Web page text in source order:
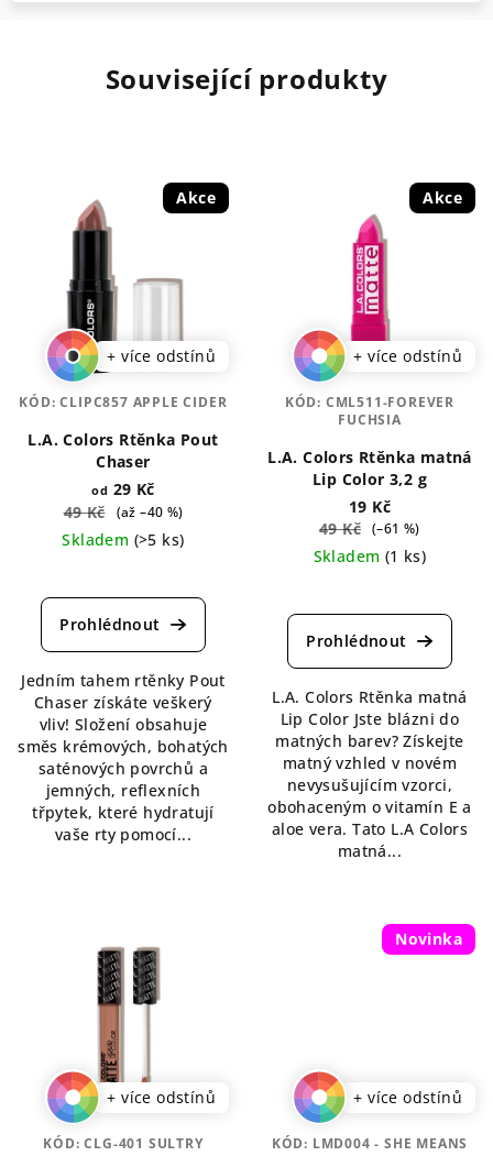
Související produkty
Akce
+ více odstínů
L.A. Colors Rtěnka Pout
Chaser
od 29 Kč
49 Kč
(až –40 %)
Skladem (>5 ks)
hodnocení
produktu
z
5
hvězdiček.
Jedním tahem rtěnky Pout
Chaser získáte veškerý
vliv! Složení obsahuje
směs krémových, bohatých
saténových povrchů a
jemných, reflexních
třpytek, které hydratují
vaše rty pomocí...
KÓD:CLIPC857 APPLE CIDER
Akce
+ více odstínů
L.A. Colors Rtěnka matná
Lip Color 3,2 g
19 Kč
49 Kč (–61 %)
Skladem (1 ks)
hodnocení
produktu
z
5
hvězdiček.
L.A. Colors Rtěnka matná
Lip Color Jste blázni do
matných barev? Získejte
matný vzhled v novém
nevysušujícím vzorci,
obohaceným o vitamín E a
aloe vera. Tato L.A Colors
matná...
KÓD: CML511-FOREVER
FUCHSIA
+ více odstínů
KÓD:CLG-401 SULTRY
Novinka
+ více odstínů
KÓD: LMD004 - SHE MEANS